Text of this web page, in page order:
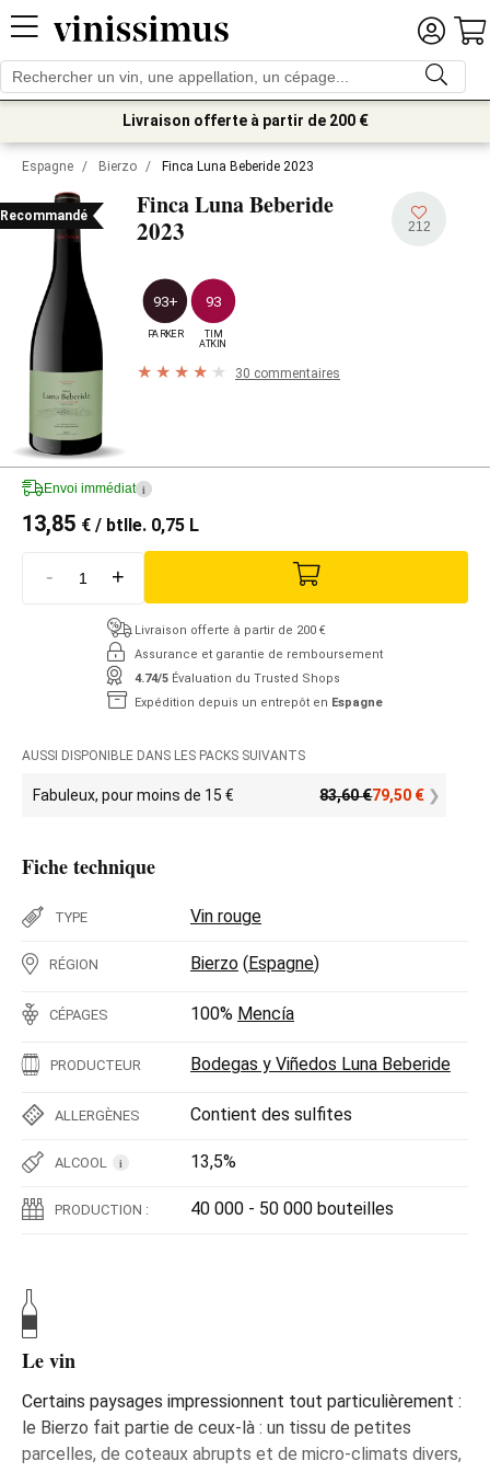
Livraison offerte à partir de 200 €
Espagne / Bierzo / Finca Luna Beberide 2023
Recommandé Finca Luna Beberide
2023 212
93+
PARKER
93
TIM
ATKIN
30 commentaires
Envoi immédiat i
13,85 € / btlle. 0,75 L
- +
Livraison offerte à partir de 200 €
Assurance et garantie de remboursement
4.74/5 Évaluation du Trusted Shops
Expédition depuis un entrepôt en Espagne
AUSSI DISPONIBLE DANS LES PACKS SUIVANTS
Fabuleux, pour moins de 15 € 83,60€79,50 €
Fiche technique
TYPE Vin rouge
RÉGION Bierzo (Espagne)
CÉPAGES 100% Mencía
PRODUCTEUR Bodegas y Viñedos Luna Beberide
ALLERGÈNES Contient des sulfites
ALCOOL i 13,5%
PRODUCTION : 40 000 - 50 000 bouteilles
Le vin
Certains paysages impressionnent tout particulièrement :
le Bierzo fait partie de ceux-là : un tissu de petites
parcelles, de coteaux abrupts et de micro-climats divers,